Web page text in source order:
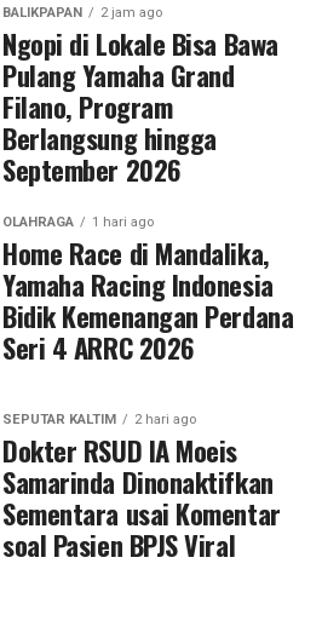
BALIKPAPAN 2 jam ago
Ngopi di Lokale Bisa Bawa
Pulang Yamaha Grand
Filano, Program
Berlangsung hingga
September 2026
OLAHRAGA 1 hari ago
Home Race di Mandalika,
Yamaha Racing Indonesia
Bidik Kemenangan Perdana
Seri 4 ARRC 2026
SEPUTAR KALTIM 2 hari ago
Dokter RSUD IA Moeis
Samarinda Dinonaktifkan
Sementara usai Komentar
soal Pasien BPJS Viral